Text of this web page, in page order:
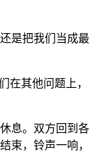
是把我们当成最
在其他问题上，
息。双方回到各
束，铃声一响，